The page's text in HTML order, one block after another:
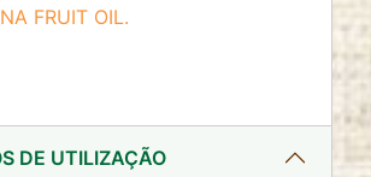
FRUIT OIL.
DE UTILIZAÇÃO